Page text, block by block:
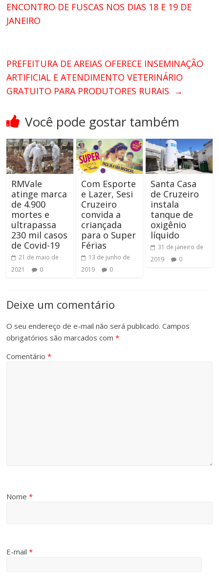
ENCONTRO DE FUSCAS NOS DIAS 18 E 19 DE
JANEIRO
PREFEITURA DE AREIAS OFERECE INSEMINAÇÃO
ARTIFICIAL E ATENDIMENTO VETERINÁRIO
GRATUITO PARA PRODUTORES RURAIS →
Você pode gostar também
RMVale
atinge marca
de 4.900
mortes e
ultrapassa
230 mil casos
de Covid-19
21 de maio de
2021
0
Com Esporte
e Lazer, Sesi
Cruzeiro
convida a
criançada
para o Super
Férias
13 de junho de
2019
0
Santa Casa
de Cruzeiro
instala
tanque de
oxigênio
líquido
31 de janeiro de
2019
0
Deixe um comentário
O seu endereço de e-mail não será publicado. Campos
obrigatórios são marcados com*
Comentário*
Nome*
E-mail*